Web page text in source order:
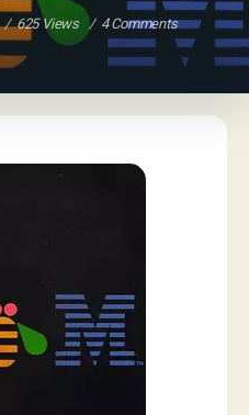
625 Views 4 Comments